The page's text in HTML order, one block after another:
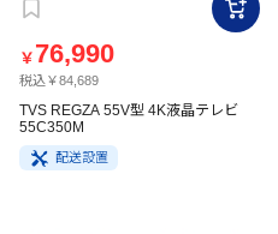
￥ 76,990
税込￥84,689
TVS REGZA 55V型 4K液晶テレビ
55C350M
配送設置